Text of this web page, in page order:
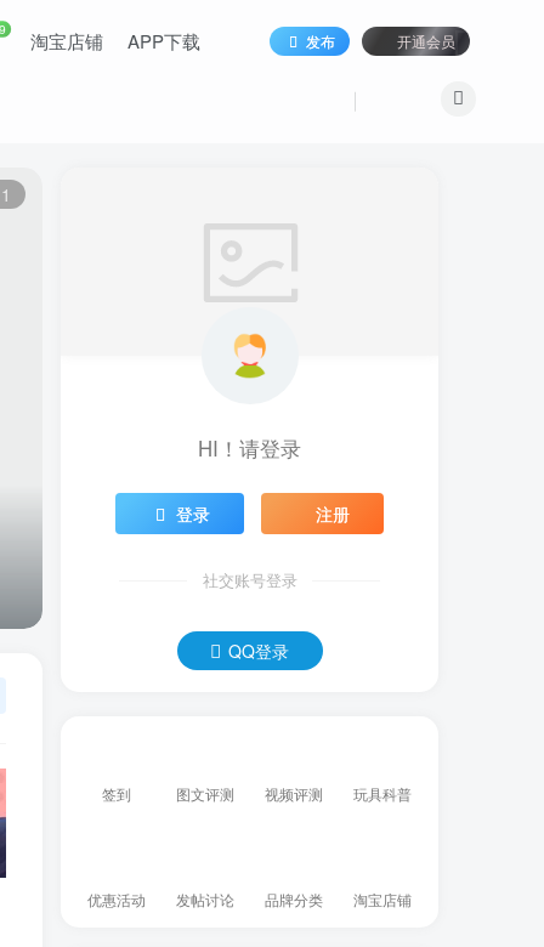
淘宝店铺 APP下载 发布 开通会员
HI！请登录
登录 注册
社交账号登录
QQ登录
签到 图文评测 视频评测 玩具科普
优惠活动 发帖讨论 品牌分类 淘宝店铺